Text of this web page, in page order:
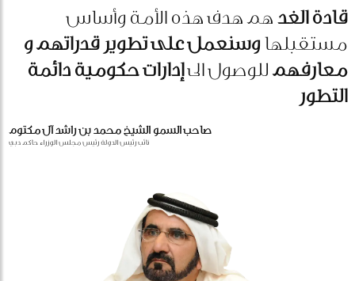
قادة الغدهم هدف هذه الأمة وأساس
مستقبلهاوسنعمل على تطوير قدراتهم و
معارفهمللوصول الىإدارات حكومية دائمة
التطور
صاحب السمو الشيخ محمد بن راشد آل مكتوم
نائب رئيس الدولة رئيس مجلس الوزراء حاكم دبي